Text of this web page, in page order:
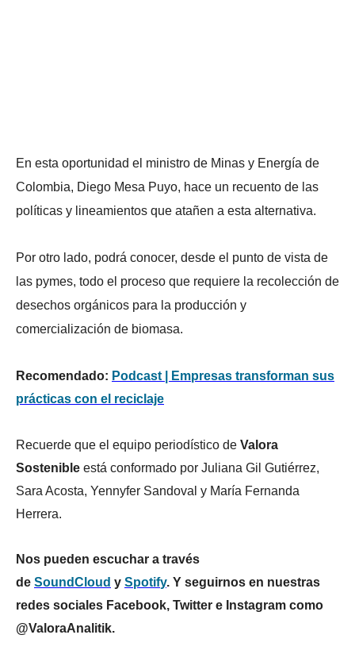
En esta oportunidad el ministro de Minas y Energía de
Colombia, Diego Mesa Puyo, hace un recuento de las
políticas y lineamientos que atañen a esta alternativa.
Por otro lado, podrá conocer, desde el punto de vista de
las pymes, todo el proceso que requiere la recolección de
desechos orgánicos para la producción y
comercialización de biomasa.
Recomendado: Podcast | Empresas transforman sus
prácticas con el reciclaje
Recuerde que el equipo periodístico de Valora
Sostenible está conformado por Juliana Gil Gutiérrez,
Sara Acosta, Yennyfer Sandoval y María Fernanda
Herrera.
Nos pueden escuchar a través
de SoundCloud y Spotify. Y seguirnos en nuestras
redes sociales Facebook, Twitter e Instagram como
@ValoraAnalitik.